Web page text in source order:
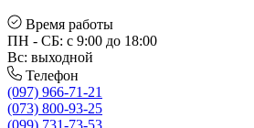
Время работы
ПН - СБ: с 9:00 до 18:00
Вс: выходной
Телефон
(097) 966-71-21
(073) 800-93-25
(099) 731-73-53